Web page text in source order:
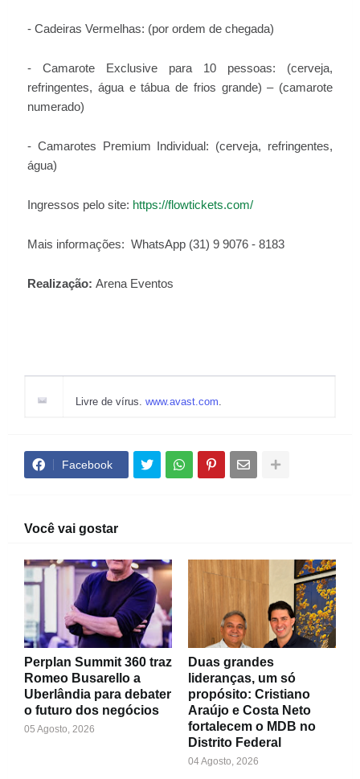
- Cadeiras Vermelhas: (por ordem de chegada)
- Camarote Exclusive para 10 pessoas: (cerveja,
refringentes, água e tábua de frios grande) – (camarote
numerado)
- Camarotes Premium Individual: (cerveja, refringentes,
água)
Ingressos pelo site: https://flowtickets.com/
Mais informações: WhatsApp (31) 9 9076 - 8183
Realização: Arena Eventos
Livre de vírus. www.avast.com.
Facebook
Você vai gostar
Perplan Summit 360 traz
Romeo Busarello a
Uberlândia para debater
o futuro dos negócios
05 Agosto, 2026
Duas grandes
lideranças, um só
propósito: Cristiano
Araújo e Costa Neto
fortalecem o MDB no
Distrito Federal
04 Agosto, 2026